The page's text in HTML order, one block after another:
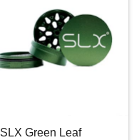
SLX Green Leaf